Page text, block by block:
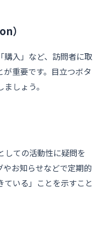
）
購入」など、訪問者に取
重要です。目立つボタ
しょう。
しての活動性に疑問を
お知らせなどで定期的
いる」ことを示すこと